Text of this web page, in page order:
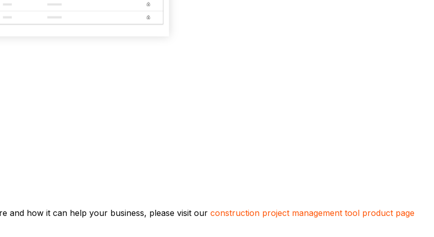
and how it can help your business, please visit our construction project management tool product page